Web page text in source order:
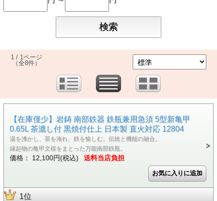
1 / 1ページ
（全8件）
【在庫僅少】岩鋳 南部鉄器 鉄瓶兼用急須 5型新亀甲
0.65L 茶漉し付 黒焼付仕上 日本製 直火対応 12804
湯を沸かし、茶を淹れ、鉄を愉しむ。伝統と機能の融合。
縁起物の亀甲文様をまとった万能南部鉄瓶。
価格： 12,100円(税込) 送料当店負担
1位